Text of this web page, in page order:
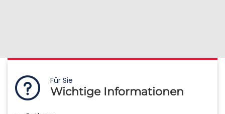
Für Sie
Wichtige Informationen